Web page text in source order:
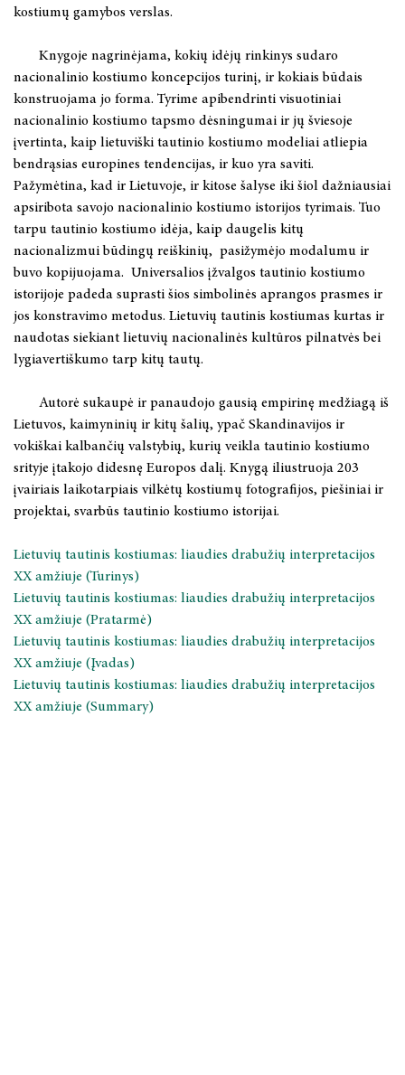
kostiumų gamybos verslas.
Knygoje nagrinėjama, kokių idėjų rinkinys sudaro
nacionalinio kostiumo koncepcijos turinį, ir kokiais būdais
konstruojama jo forma. Tyrime apibendrinti visuotiniai
nacionalinio kostiumo tapsmo dėsningumai ir jų šviesoje
įvertinta, kaip lietuviški tautinio kostiumo modeliai atliepia
bendrąsias europines tendencijas, ir kuo yra saviti.
Pažymėtina, kad ir Lietuvoje, ir kitose šalyse iki šiol dažniausiai
apsiribota savojo nacionalinio kostiumo istorijos tyrimais. Tuo
tarpu tautinio kostiumo idėja, kaip daugelis kitų
nacionalizmui būdingų reiškinių, pasižymėjo modalumu ir
buvo kopijuojama. Universalios įžvalgos tautinio kostiumo
istorijoje padeda suprasti šios simbolinės aprangos prasmes ir
jos konstravimo metodus. Lietuvių tautinis kostiumas kurtas ir
naudotas siekiant lietuvių nacionalinės kultūros pilnatvės bei
lygiavertiškumo tarp kitų tautų.
Autorė sukaupė ir panaudojo gausią empirinę medžiagą iš
Lietuvos, kaimyninių ir kitų šalių, ypač Skandinavijos ir
vokiškai kalbančių valstybių, kurių veikla tautinio kostiumo
srityje įtakojo didesnę Europos dalį. Knygą iliustruoja 203
įvairiais laikotarpiais vilkėtų kostiumų fotografijos, piešiniai ir
projektai, svarbūs tautinio kostiumo istorijai.
Lietuvių tautinis kostiumas: liaudies drabužių interpretacijos
XX amžiuje (Turinys)
Lietuvių tautinis kostiumas: liaudies drabužių interpretacijos
XX amžiuje (Pratarmė)
Lietuvių tautinis kostiumas: liaudies drabužių interpretacijos
XX amžiuje (Įvadas)
Lietuvių tautinis kostiumas: liaudies drabužių interpretacijos
XX amžiuje (Summary)